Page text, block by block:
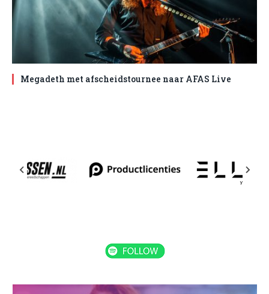
Megadeth met afscheidstournee naar AFAS Live